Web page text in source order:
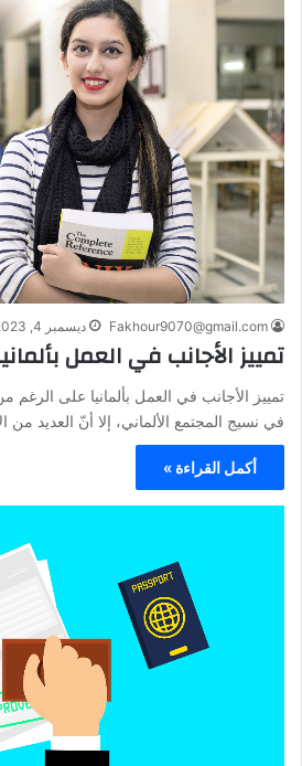
Fakhour9070@gmail.com ديسمبر 4, 2023
تمييز الأجانب في العمل
تمييز الأجانب في العمل بألمانيا على الرغم من
في نسيج المجتمع الألماني، إلا أنّ العديد من
أكمل القراءة »